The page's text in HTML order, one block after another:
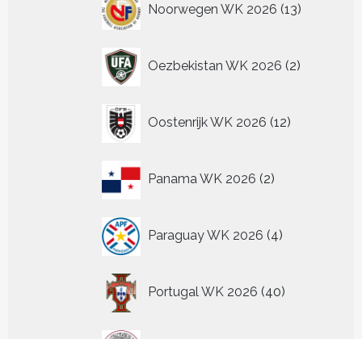
Noorwegen WK 2026 13
producten
Oezbekistan WK 2026 2
producten
Oostenrijk WK 2026 12
producten
Panama WK 2026 2
producten
Paraguay WK 2026 4
producten
Portugal WK 2026 40
producten